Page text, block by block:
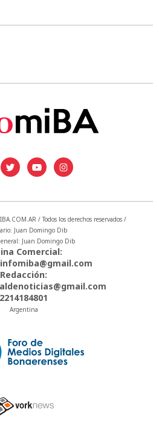
/ Todos los derechos reservados /
Juan Domingo Dib
Juan Domingo Dib
Comercial:
Redacción:
2214184801
Argentina